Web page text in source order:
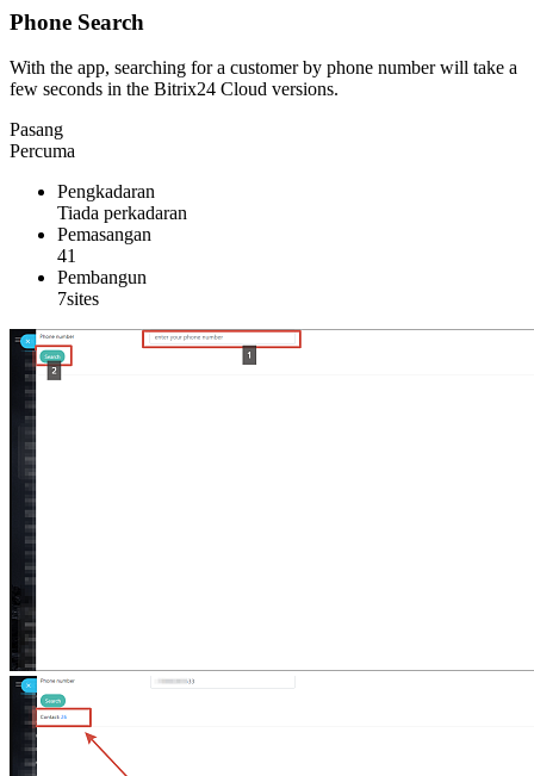
Phone Search
With the app, searching for a customer by phone number will take a
few seconds in the Bitrix24 Cloud versions.
Pasang
Percuma
Pengkadaran
Tiada perkadaran
Pemasangan
41
Pembangun
7sites